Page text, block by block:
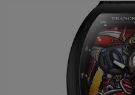
Sirmakes, die hem uitdaagde
volumeproductie het
dat Franck Muller vandaag
Dit unieke